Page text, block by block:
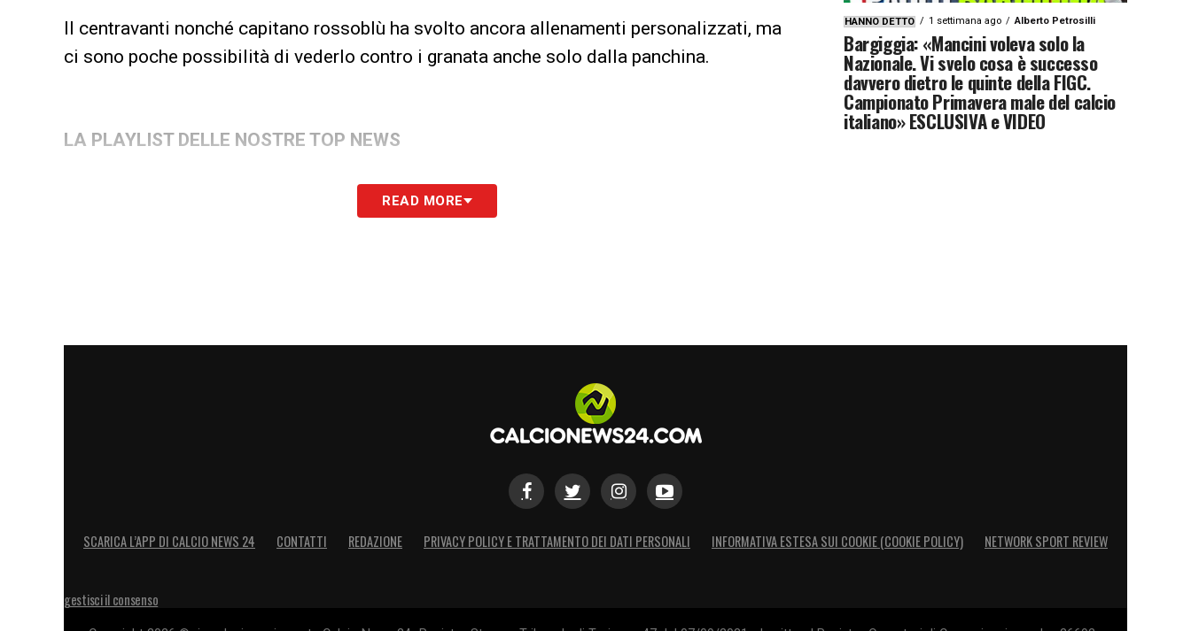
Il centravanti nonché capitano rossoblù ha svolto ancora allenamenti personalizzati, ma
ci sono poche possibilità di vederlo contro i granata anche solo dalla panchina.
LA PLAYLIST DELLE NOSTRE TOP NEWS
READ MORE
HANNO DETTO 1 settimana ago Alberto Petrosilli
Bargiggia: «Mancini voleva solo la
Nazionale. Vi svelo cosa è successo
davvero dietro le quinte della FIGC.
Campionato Primavera male del calcio
italiano» ESCLUSIVA e VIDEO
SCARICA L’APP DI CALCIO NEWS 24 CONTATTI REDAZIONE PRIVACY POLICY E TRATTAMENTO DEI DATI PERSONALI INFORMATIVA ESTESA SUI COOKIE (COOKIE POLICY) NETWORK SPORT REVIEW
gestisci il consenso